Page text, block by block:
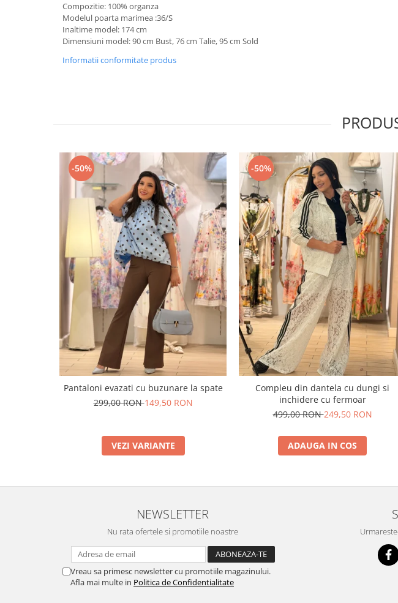
Compozitie: 100% organza
Modelul poarta marimea :36/S
Inaltime model: 174 cm
Dimensiuni model: 90 cm Bust, 76 cm Talie, 95 cm Sold
Informatii conformitate produs
-50%
Pantaloni evazati cu buzunare la spate
299,00 RON149,50 RON
VEZI VARIANTE
-50%
Compleu din dantela cu dungi si
inchidere cu fermoar
499,00 RON249,50 RON
ADAUGA IN COS
NEWSLETTER
Nu rata ofertele si promotiile noastre
Vreau sa primesc newsletter cu promotiile magazinului.
Afla mai multe in Politica de Confidentialitate